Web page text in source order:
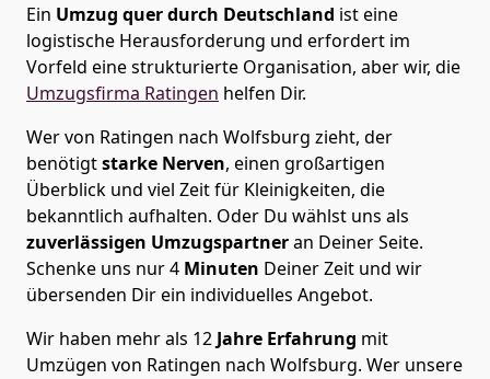
Ein Umzug quer durch Deutschland ist eine
logistische Herausforderung und erfordert im
Vorfeld eine strukturierte Organisation, aber wir, die
Umzugsfirma Ratingen helfen Dir.
Wer von Ratingen nach Wolfsburg zieht, der
benötigtstarke Nerven, einen großartigen
Überblick und viel Zeit für Kleinigkeiten, die
bekanntlich aufhalten. Oder Du wählst uns als
zuverlässigen Umzugspartneran Deiner Seite.
Schenke uns nur4 Minuten Deiner Zeit und wir
übersenden Dir ein individuelles Angebot.
Wir haben mehr als 12 Jahre Erfahrung mit
Umzügen von Ratingen nach Wolfsburg. Wer unsere